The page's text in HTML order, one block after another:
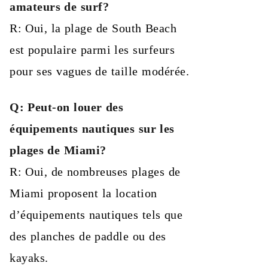
amateurs de surf?
R: Oui, la plage de South Beach
est populaire parmi les surfeurs
pour ses vagues de taille modérée.
Q: Peut-on louer des
équipements nautiques sur les
plages de Miami?
R: Oui, de nombreuses plages de
Miami proposent la location
d’équipements nautiques tels que
des planches de paddle ou des
kayaks.